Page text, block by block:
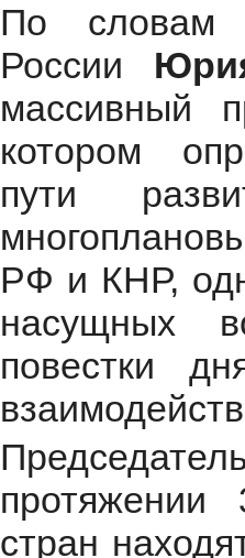
По словам
России
массивный
котором
пути
РФ и КНР,
насущных
повестки
стран